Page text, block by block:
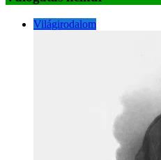
Világirodalom